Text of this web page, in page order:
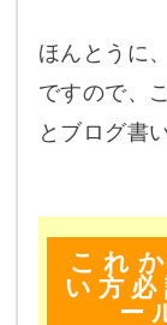
ほんとうに
ですので、
とブログ書
これ
い方
ー